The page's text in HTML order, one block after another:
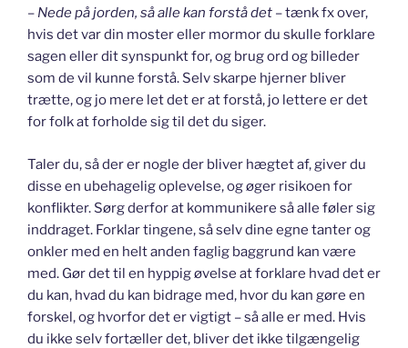
– Nede på jorden, så alle kan forstå det – tænk fx over,
hvis det var din moster eller mormor du skulle forklare
sagen eller dit synspunkt for, og brug ord og billeder
som de vil kunne forstå. Selv skarpe hjerner bliver
trætte, og jo mere let det er at forstå, jo lettere er det
for folk at forholde sig til det du siger.
Taler du, så der er nogle der bliver hægtet af, giver du
disse en ubehagelig oplevelse, og øger risikoen for
konflikter. Sørg derfor at kommunikere så alle føler sig
inddraget. Forklar tingene, så selv dine egne tanter og
onkler med en helt anden faglig baggrund kan være
med. Gør det til en hyppig øvelse at forklare hvad det er
du kan, hvad du kan bidrage med, hvor du kan gøre en
forskel, og hvorfor det er vigtigt – så alle er med. Hvis
du ikke selv fortæller det, bliver det ikke tilgængelig